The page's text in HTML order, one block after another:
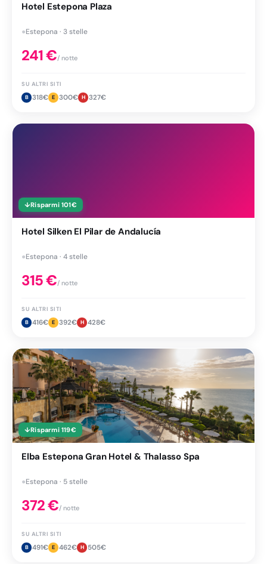
Hotel Estepona Plaza
●Estepona · 3 stelle
241€/ notte
SU ALTRI SITI
B 318€ E 300€ H 327€
↓Risparmi 101€
Hotel Silken El Pilar de Andalucía
●Estepona · 4 stelle
315€/ notte
SU ALTRI SITI
B 416€ E 392€ H 428€
↓Risparmi 119€
Elba Estepona Gran Hotel & Thalasso Spa
●Estepona · 5 stelle
372€/ notte
SU ALTRI SITI
B 491€ E 462€ H 505€